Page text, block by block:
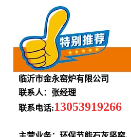
临沂市金永窑炉有限公司
联系人：张经理
联系电话:13053919266